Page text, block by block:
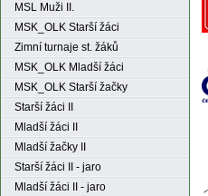
MSL Muži II.
MSK_OLK Starší žáci
Zimní turnaje st. žáků
MSK_OLK Mladší žáci
MSK_OLK Starší žačky
Starší žáci II
Mladší žáci II
Mladší žačky II
Starší žáci II - jaro
Mladší žáci II - jaro